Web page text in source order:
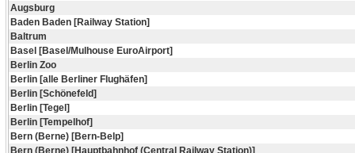
Augsburg
Baden Baden [Railway Station]
Baltrum
Basel [Basel/Mulhouse EuroAirport]
Berlin Zoo
Berlin [alle Berliner Flughäfen]
Berlin [Schönefeld]
Berlin [Tegel]
Berlin [Tempelhof]
Bern (Berne) [Bern-Belp]
Bern (Berne) [Hauptbahnhof (Central Railway Station)]